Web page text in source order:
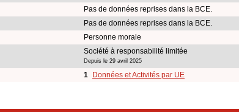
Pas de données reprises dans la BCE.
Pas de données reprises dans la BCE.
Personne morale
Société à responsabilité limitée
Depuis le 29 avril 2025
1 Données et Activités par UE